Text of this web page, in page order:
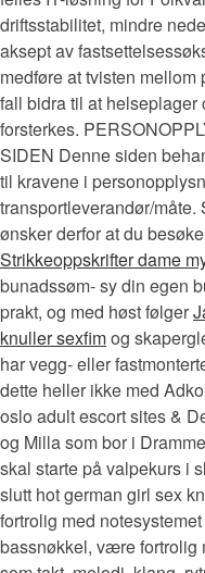
driftsstabilitet, mindre
aksept av
medføre at tvisten
fall bidra til at
forsterkes.
SIDEN Denne siden
til kravene i
transportleverandør/
ønsker derfor at du
Strikkeoppskrifter dame
bunadssøm- sy din egen
prakt, og med høst følger
knuller sexfimog
har vegg- eller
dette heller ikke med
oslo adult escort sites &
og Milla som bor i
skal starte på valpekurs i
slutt hot german girl sex
fortrolig med
bassnøkkel, være fortrolig